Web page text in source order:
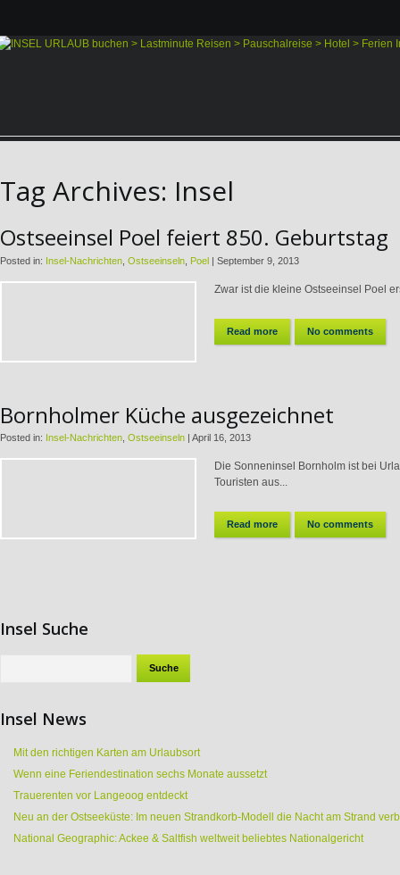
Tag Archives: Insel
Ostseeinsel Poel feiert 850. Geburtstag
Posted in: Insel-Nachrichten Ostseeinseln Poel | September 9, 2013
Zwar ist die kleine Ostseeinsel Poel
Read more No comments
Bornholmer Küche ausgezeichnet
Posted in: Insel-Nachrichten Ostseeinseln | April 16, 2013
Die Sonneninsel Bornholm ist bei
Touristen aus...
Read more No comments
Insel Suche
Insel News
Mit den richtigen Karten am Urlaubsort
Wenn eine Feriendestination sechs Monate aussetzt
Trauerenten vor Langeoog entdeckt
Neu an der Ostseeküste: Im neuen Strandkorb-Modell die Nacht am Strand
National Geographic: Ackee & Saltfish weltweit beliebtes Nationalgericht